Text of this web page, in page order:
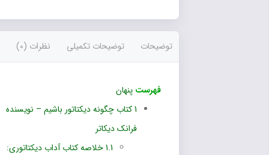
توضیحات توضیحات تکمیلی نظرات (0)
پنهان
کتاب چگونه دیکتاتور باشیم – نویسنده
فرانک‌ دیکاتر
خلاصه کتاب آداب دیکتاتوری: